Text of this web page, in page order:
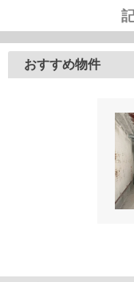
おすすめ物件